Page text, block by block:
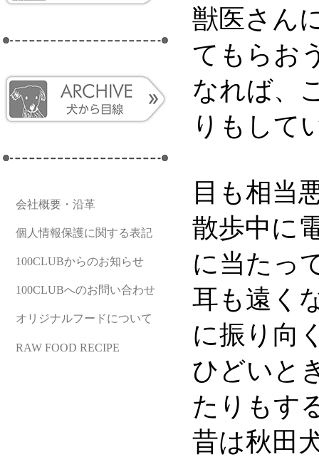
獣医さん
てもらお
なれば、
りもして
目も相当
散歩中に
に当たっ
耳も遠く
に振り向
ひどいと
たりもす
昔は秋田
会社概要・沿革
個人情報保護に関する表記
100CLUBからのお知らせ
100CLUBへのお問い合わせ
オリジナルフードについて
RAW FOOD RECIPE